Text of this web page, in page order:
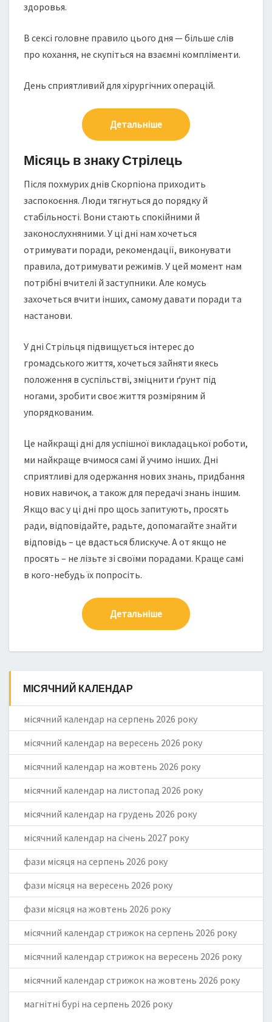
здоровья.
В сексі головне правило цього дня — більше слів
про кохання, не скупіться на взаємні компліменти.
День сприятливий для хірургічних операцій.
Детальніше
Місяць в знаку Стрілець
Після похмурих днів Скорпіона приходить
заспокоєння. Люди тягнуться до порядку й
стабільності. Вони стають спокійними й
законослухняними. У ці дні нам хочеться
отримувати поради, рекомендації, виконувати
правила, дотримувати режимів. У цей момент нам
потрібні вчителі й заступники. Але комусь
захочеться вчити інших, самому давати поради та
настанови.
У дні Стрільця підвищується інтерес до
громадського життя, хочеться зайняти якесь
положення в суспільстві, зміцнити ґрунт під
ногами, зробити своє життя розміряним й
упорядкованим.
Це найкращі дні для успішної викладацької роботи,
ми найкраще вчимося самі й учимо інших. Дні
сприятливі для одержання нових знань, придбання
нових навичок, а також для передачі знань іншим.
Якщо вас у ці дні про щось запитують, просять
ради, відповідайте, радьте, допомагайте знайти
відповідь – це вдасться блискуче. А от якщо не
просять – не лізьте зі своїми порадами. Краще самі
в кого-небудь їх попросіть.
Детальніше
МІСЯЧНИЙ КАЛЕНДАР
місячний календар на серпень 2026 року
місячний календар на вересень 2026 року
місячний календар на жовтень 2026 року
місячний календар на листопад 2026 року
місячний календар на грудень 2026 року
місячний календар на січень 2027 року
фази місяця на серпень 2026 року
фази місяця на вересень 2026 року
фази місяця на жовтень 2026 року
місячний календар стрижок на серпень 2026 року
місячний календар стрижок на вересень 2026 року
місячний календар стрижок на жовтень 2026 року
магнітні бурі на серпень 2026 року